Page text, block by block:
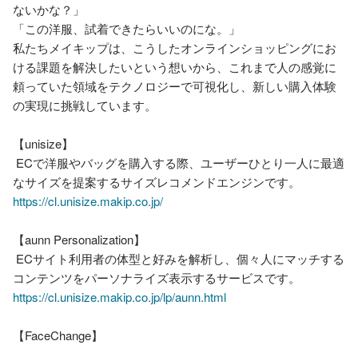
ないかな？」
「この洋服、試着できたらいいのにな。」
私たちメイキップは、こうしたオンラインショッピングにお
ける課題を解決したいという想いから、これまで人の感覚に
頼っていた領域をテクノロジーで可視化し、新しい購入体験
の実現に挑戦しています。
【unisize】
https://cl.unisize.makip.co.jp/
【aunn Personalization】
https://cl.unisize.makip.co.jp/lp/aunn.html
【FaceChange】